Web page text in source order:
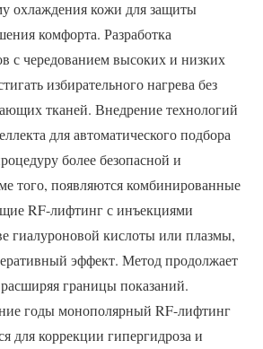
охлаждения кожи для защиты
комфорта. Разработка
с чередованием высоких и низких
избирательного нагрева без
тканей. Внедрение технологий
для автоматического подбора
более безопасной и
того, появляются комбинированные
RF-лифтинг с инъекциями
гиалуроновой кислоты или плазмы,
эффект. Метод продолжает
границы показаний.
годы монополярный RF-лифтинг
для коррекции гипергидроза и